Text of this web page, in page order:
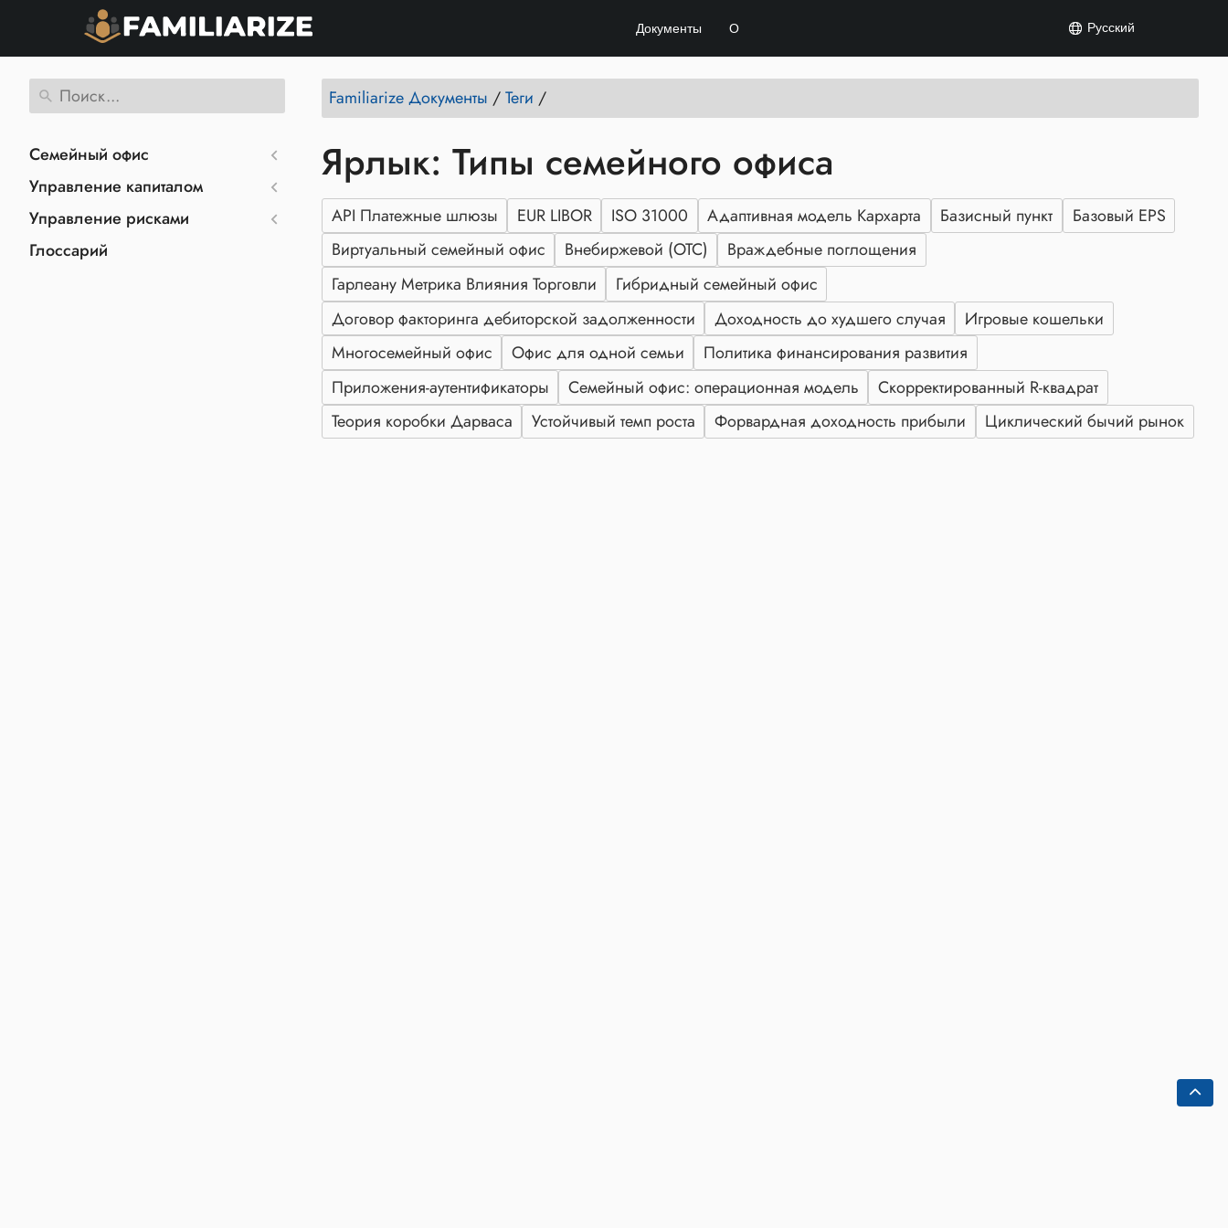
Документы О Русский
Семейный офис
Управление капиталом
Управление рисками
Глоссарий
Familiarize Документы /Теги /
Ярлык: Типы семейного офиса
API Платежные шлюзы EUR LIBOR ISO 31000 Адаптивная модель Кархарта Базисный пункт
Базовый EPS
Виртуальный семейный офис
Внебиржевой (OTC)
Враждебные поглощения
Гарлеану Метрика Влияния Торговли
Гибридный семейный офис
Договор факторинга дебиторской задолженности
Доходность до худшего случая
Игровые кошельки
Многосемейный офис
Офис для одной семьи
Политика финансирования развития
Приложения-аутентификаторы
Семейный офис: операционная модель
Скорректированный R-квадрат
Теория коробки Дарваса
Устойчивый темп роста Форвардная доходность прибыли Циклический бычий рынок